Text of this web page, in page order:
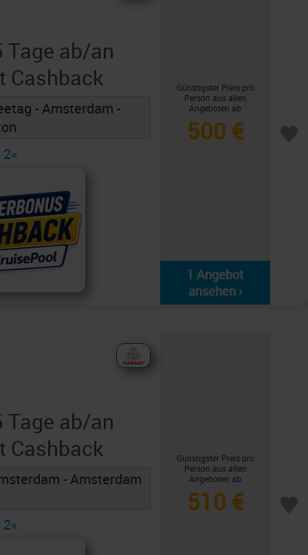
Tage ab/an
Cashback
- Amsterdam -
Günstigster Preis pro
Person aus allen
Angeboten ab
500 €
1 Angebot
ansehen ›
Tage ab/an
Cashback
- Amsterdam
Günstigster Preis pro
Person aus allen
Angeboten ab
510 €